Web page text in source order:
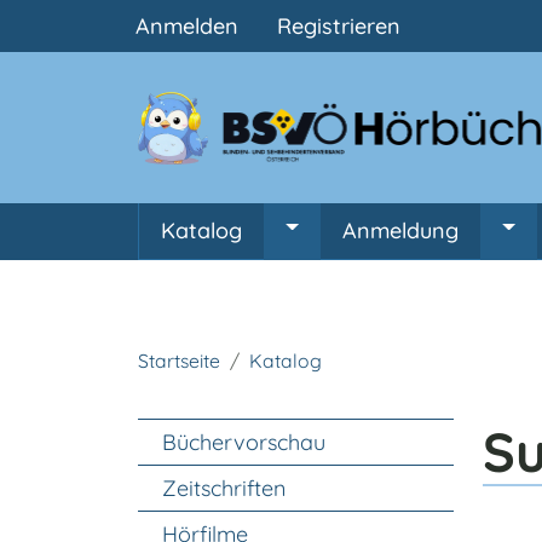
Benutzermenü
Anmelden Registrieren
Hauptnavigation
Katalog Untermenü von Katalog
Anmeldung
Startseite Katalog
Unter Navigation
Büchervorschau
Zeitschriften
Hörfilme